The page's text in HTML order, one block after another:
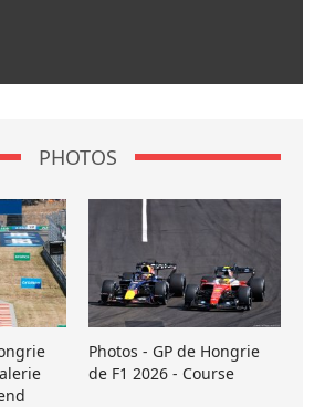
PHOTOS
Photos - GP de Hongrie
de F1 2026 - Course